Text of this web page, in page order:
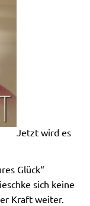
Jetzt wird es
Glück“
sich keine
Kraft weiter.